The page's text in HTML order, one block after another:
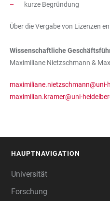
kurze Begründung
Über die Vergabe von Lizenzen
Wissenschaftliche
Maximiliane Nietzschmann &
maximiliane.nietzschmann@uni-
maximilian.kramer@uni-
HAUPTNAVIGATION
Universität
Forschung